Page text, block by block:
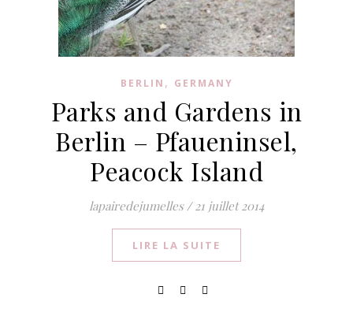
BERLIN , GERMANY
Parks and Gardens in
Berlin – Pfaueninsel,
Peacock Island
lapairedejumelles / 21 juillet 2014
LIRE LA SUITE